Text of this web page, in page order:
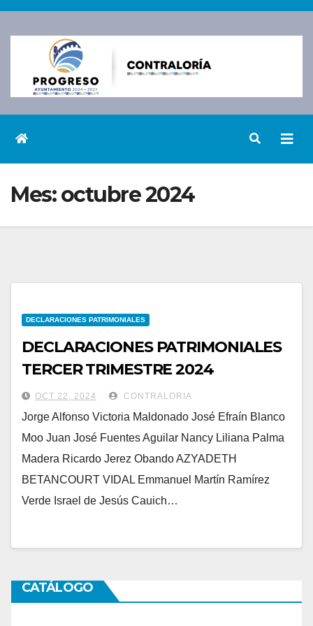
Saltar
Mes:octubre 2024
DECLARACIONES PATRIMONIALES
DECLARACIONES PATRIMONIALES
TERCER TRIMESTRE 2024
OCT 22, 2024 CONTRALORIA
Jorge Alfonso Victoria Maldonado José Efraín Blanco
Moo Juan José Fuentes Aguilar Nancy Liliana Palma
Madera Ricardo Jerez Obando AZYADETH
BETANCOURT VIDAL Emmanuel Martín Ramírez
Verde Israel de Jesús Cauich…
CATÁLOGO